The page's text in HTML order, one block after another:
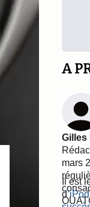
A
mars
Il est
d